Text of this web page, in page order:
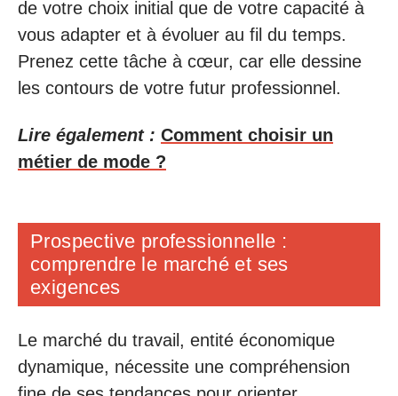
de votre choix initial que de votre capacité à
vous adapter et à évoluer au fil du temps.
Prenez cette tâche à cœur, car elle dessine
les contours de votre futur professionnel.
Lire également : Comment choisir un
métier de mode ?
Prospective professionnelle :
comprendre le marché et ses
exigences
Le marché du travail, entité économique
dynamique, nécessite une compréhension